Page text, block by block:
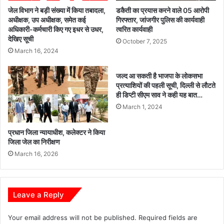
क
श्य
प
को
मि
कि
सा
न
कि
ता
ब
रे
त
वा
प
स
दी
में
डा
ली
ग
ई
जेल विभाग ने बड़ी संख्या में किया तबादला,
अधीक्षक, उप अधीक्षक, समेत कई
अधिकारी-कर्मचारी किए गए इधर से उधर,
देखिए सूची
March 16, 2024
डकैती का प्रयास करने वाले 05 आरोपी
गिरफ्तार, जांजगीर पुलिस की कार्यवाही
त्वरित कार्यवाही
October 7, 2025
प्रधान जिला न्यायाधीश, कलेक्टर ने किया
जिला जेल का निरीक्षण
March 16, 2026
जल्द आ सकती है भाजपा के लोकसभा
प्रत्याशियों की पहली सूची, दिल्ली से लौटते
ही डिप्टी सीएम साव ने कही यह बात…
March 1, 2024
Leave a Reply
Your email address will not be published. Required fields are